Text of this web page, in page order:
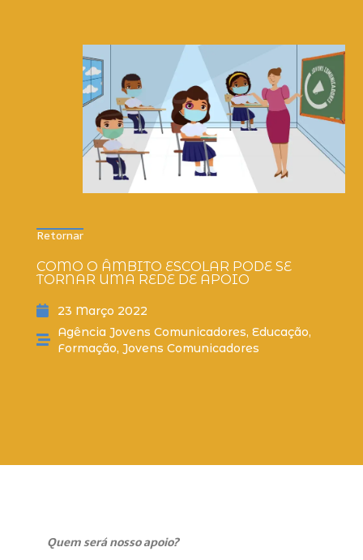
Retornar
COMO O ÂMBITO ESCOLAR PODE SE
TORNAR UMA REDE DE APOIO
23 Março 2022
Agência Jovens Comunicadores, Educação,
Formação, Jovens Comunicadores
Quem será nosso apoio?